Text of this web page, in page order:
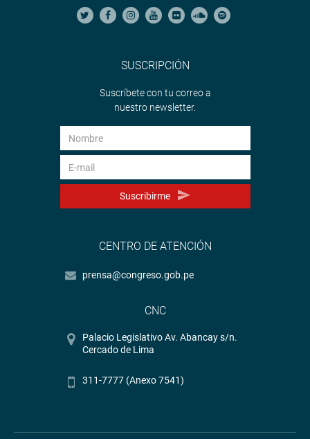
SUSCRIPCIÓN
Suscríbete con tu correo a
nuestro newsletter.
Suscribirme
CENTRO DE ATENCIÓN
prensa@congreso.gob.pe
CNC
Palacio Legislativo Av. Abancay s/n.
Cercado de Lima
311-7777 (Anexo 7541)